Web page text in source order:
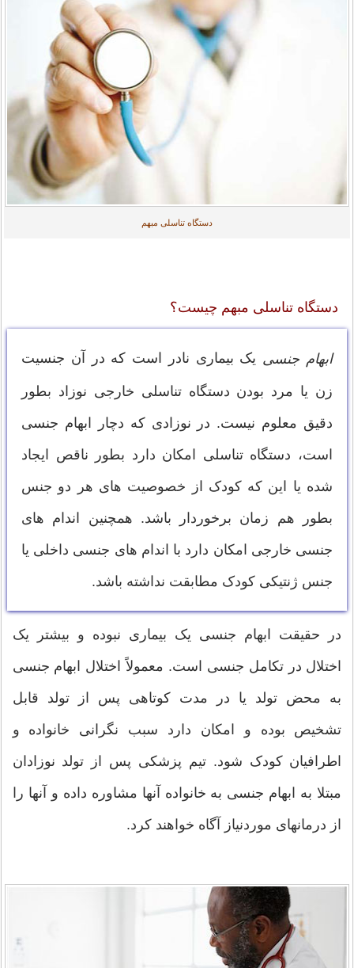
دستگاه تناسلی مبهم
دستگاه تناسلی مبهم چیست؟
ابهام جنسی یک بیماری نادر است که در آن جنسیت
زن یا مرد بودن دستگاه تناسلی خارجی نوزاد بطور
دقیق معلوم نیست. در نوزادی که دچار ابهام جنسی
است، دستگاه تناسلی امکان دارد بطور ناقص ایجاد
شده یا این که کودک از خصوصیت های هر دو جنس
بطور هم زمان برخوردار باشد. همچنین اندام های
جنسی خارجی امکان دارد با اندام های جنسی داخلی یا
جنس ژنتیکی کودک مطابقت نداشته باشد.
در حقیقت ابهام جنسی یک بیماری نبوده و بیشتر یک
اختلال در تکامل جنسی است. معمولاً اختلال ابهام جنسی
به محض تولد یا در مدت کوتاهی پس از تولد قابل
تشخیص بوده و امکان دارد سبب نگرانی خانواده و
اطرافیان کودک شود. تیم پزشکی پس از تولد نوزادان
مبتلا به ابهام جنسی به خانواده آنها مشاوره داده و آنها را
از درمانهای موردنیاز آگاه خواهند کرد.